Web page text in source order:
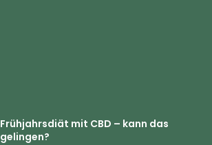
Frühjahrsdiät mit CBD – kann das
gelingen?